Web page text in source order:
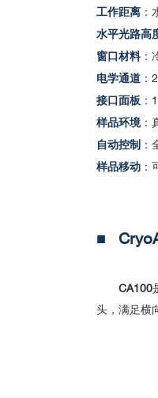
工作距离
水平光路高
窗口材料：
电学通道
接口面板 ：
样品环境：
自动控制 ：
样品移动
■
CA100
头，满足横
■ 金属
Nano
Nano
Nano
Nano
Physical
■ 自旋
Science;
Nature
■ 石墨
ACS